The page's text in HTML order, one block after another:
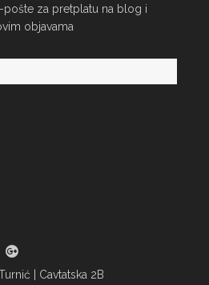
pošte za pretplatu na blog i
objavama
| Cavtatska 2B